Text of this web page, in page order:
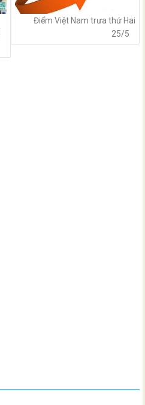
Điểm Việt Nam trưa thứ Hai
25/5